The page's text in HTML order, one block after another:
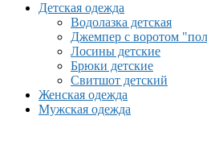
Детская одежда
Водолазка детская
Джемпер с воротом
Лосины детские
Брюки детские
Свитшот детский
Женская одежда
Мужская одежда